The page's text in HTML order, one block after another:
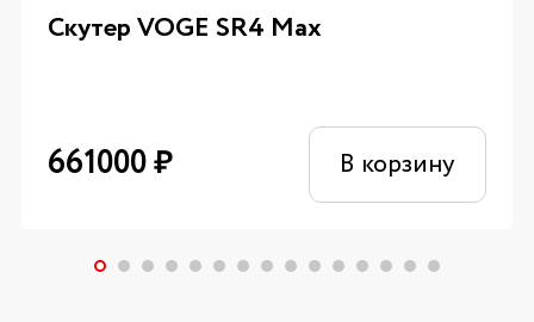
Скутер VOGE SR4 Max
661000₽ В корзину